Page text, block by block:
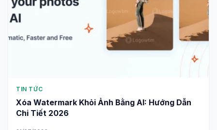
TIN TỨC
Xóa Watermark Khỏi Ảnh Bằng AI: Hướng Dẫn
Chi Tiết 2026